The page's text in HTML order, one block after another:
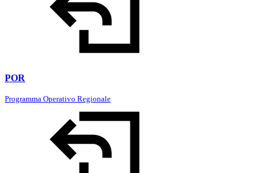
POR
Programma Operativo Regionale